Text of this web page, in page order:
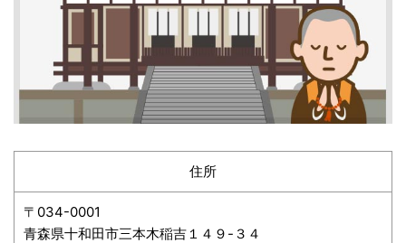
住所
〒034-0001
青森県十和田市三本木稲吉１４９-３４